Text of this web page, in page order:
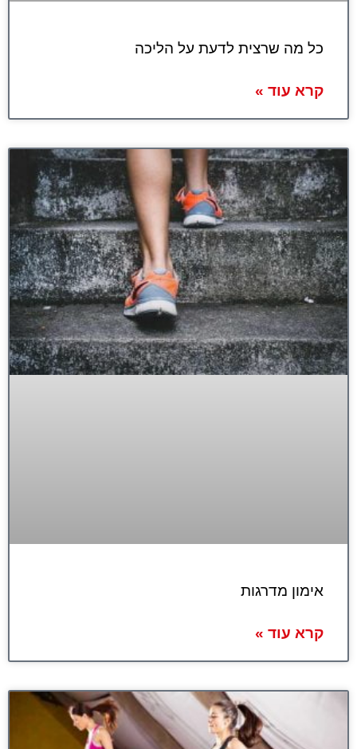
כל מה שרצית לדעת על הליכה
קרא עוד »
אימון מדרגות
קרא עוד »